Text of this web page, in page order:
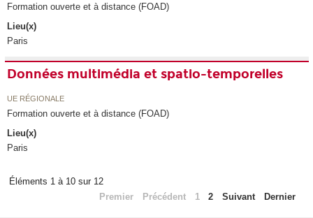
Formation ouverte et à distance (FOAD)
Lieu(x)
Paris
Données multimédia et spatio-temporelles
UE RÉGIONALE
Formation ouverte et à distance (FOAD)
Lieu(x)
Paris
Éléments 1 à 10 sur 12
Premier
Précédent 1 2 Suivant Dernier